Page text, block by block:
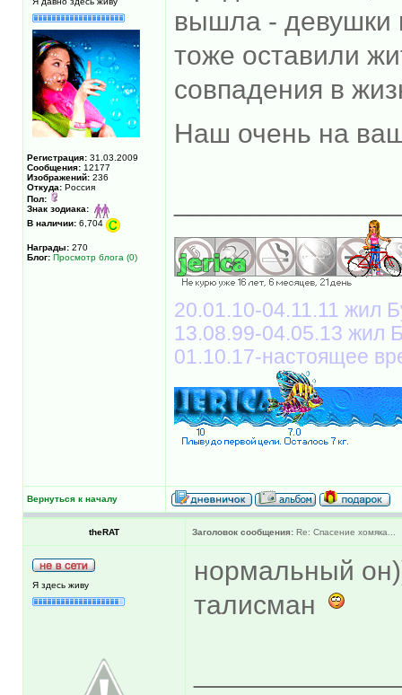
Регистрация: 31.03.2009
Сообщения: 12177
Изображений: 236
Откуда: Россия
Пол:
Знак зодиака:
В наличии: 6,704
Награды: 270
Блог: Просмотр блога (0)
вышла - девушки
тоже оставили
совпадения в
Наш очень на
20.01.10-04.11.11 жил
13.08.99-04.05.13 жил
01.10.17-настоящее
Вернуться к началу
theRAT Заголовок сообщения: Re: Спасение хомяка...
Я здесь живу
нормальный
талисман